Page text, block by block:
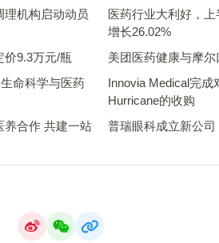
理机构启动动员
医药行业大利好，
增长26.02%
价9.3万元/瓶
美团医药健康与摩
命科学与医药
Innovia Medical完
Hurricane的收购
养合作 共建一站
普瑞眼科成立新公